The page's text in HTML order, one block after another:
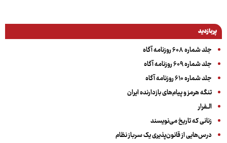
پربازدید
جلد شماره ۶۰۸ روزنامه آگاه
جلد شماره ۶۰۹ روزنامه آگاه
جلد شماره ۶۱۰ روزنامه آگاه
تنگه هرمز و پیام‌های بازدارنده ایران
الــفرار
زنانی که تاریخ می‌نویسند
درس‌هایی از قانون‌پذیری یک سرباز نظام